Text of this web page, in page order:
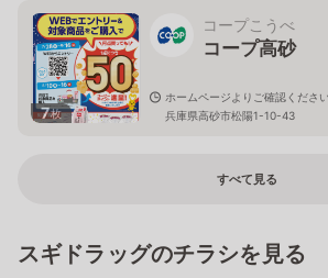
7枚
コープこうべ
コープ高砂
ホームページよりご確認ください
兵庫県高砂市松陽1-10-43
すべて見る
スギドラッグのチラシを見る